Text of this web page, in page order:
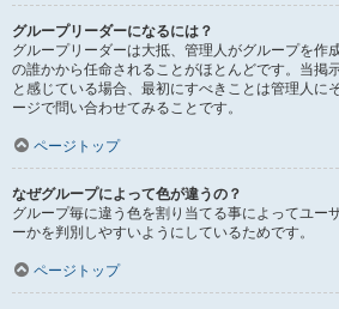
グループリーダーになるには？
グループリーダーは大抵、管理人がグループを作
の誰かから任命されることがほとんどです。当掲
と感じている場合、最初にすべきことは管理人に
ージで問い合わせてみることです。
ページトップ
なぜグループによって色が違うの？
グループ毎に違う色を割り当てる事によってユー
ーかを判別しやすいようにしているためです。
ページトップ